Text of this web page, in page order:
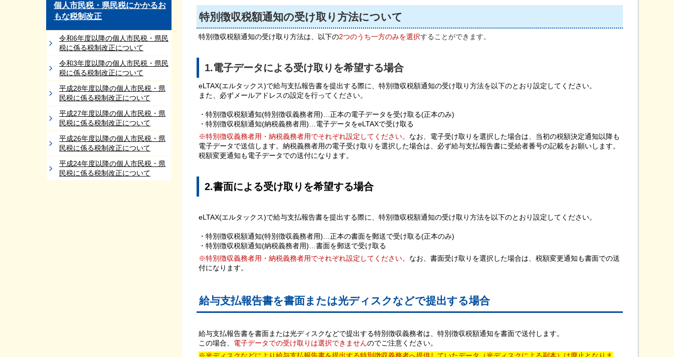
個人市民税・県民税にかかるお
もな税制改正
令和6年度以降の個人市民税・県民
税に係る税制改正について
令和3年度以降の個人市民税・県民
税に係る税制改正について
平成28年度以降の個人市民税・県
民税に係る税制改正について
平成27年度以降の個人市民税・県
民税に係る税制改正について
平成26年度以降の個人市民税・県
民税に係る税制改正について
平成24年度以降の個人市民税・県
民税に係る税制改正について
特別徴収税額通知の受け取り方法について
特別徴収税額通知の受け取り方法は、以下の2つのうち一方のみを選択することができます。
1.電子データによる受け取りを希望する場合
eLTAX(エルタックス)で給与支払報告書を提出する際に、特別徴収税額通知の受け取り方法を以下のとおり設定してください。
また、必ずメールアドレスの設定を行ってください。
・特別徴収税額通知(特別徴収義務者用)…正本の電子データを受け取る(正本のみ)
・特別徴収税額通知(納税義務者用)…電子データをeLTAXで受け取る
※特別徴収義務者用・納税義務者用でそれぞれ設定してください。 なお、電子受け取りを選択した場合は、当初の税額決定通知以降も
電子データで送信します。納税義務者用の電子受け取りを選択した場合は、必ず給与支払報告書に受給者番号の記載をお願いします。
税額変更通知も電子データでの送付になります。
2.書面による受け取りを希望する場合
eLTAX(エルタックス)で給与支払報告書を提出する際に、特別徴収税額通知の受け取り方法を以下のとおり設定してください。
・特別徴収税額通知(特別徴収義務者用)…正本の書面を郵送で受け取る(正本のみ)
・特別徴収税額通知(納税義務者用)…書面を郵送で受け取る
※特別徴収義務者用・納税義務者用でそれぞれ設定してください。 なお、書面受け取りを選択した場合は、税額変更通知も書面での送
付になります。
給与支払報告書を書面または光ディスクなどで提出する場合
給与支払報告書を書面または光ディスクなどで提出する特別徴収義務者は、特別徴収税額通知を書面で送付します。
この場合、 電子データでの受け取りは選択できませんのでご注意ください。